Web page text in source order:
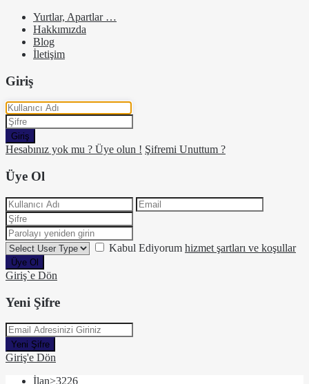
Yurtlar, Apartlar …
Hakkımızda
Blog
İletişim
Giriş
Giriş
Hesabınız yok mu ? Üye olun ! Şifremi Unuttum ?
Üye Ol
Kabul Ediyorum hizmet şartları ve koşullar
Üye Ol
Giriş`e Dön
Yeni Şifre
Yeni Şifre
Giriş'e Dön
İlan>3226